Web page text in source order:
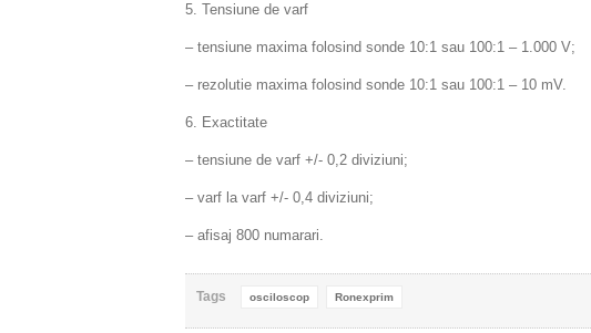
5. Tensiune de varf
– tensiune maxima folosind sonde 10:1 sau 100:1 – 1.000 V;
– rezolutie maxima folosind sonde 10:1 sau 100:1 – 10 mV.
6. Exactitate
– tensiune de varf +/- 0,2 diviziuni;
– varf la varf +/- 0,4 diviziuni;
– afisaj 800 numarari.
Tags osciloscop Ronexprim